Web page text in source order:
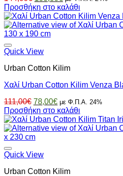
price
was:
144,00€.
τρέχουσα
τιμή
είναι:
Προσθήκη στο καλάθι
Quick View
Urban Cotton Kilim
Χαλί Urban Cotton Kilim Venza
111,00€ Original
price
was:
111,00€.
78,00€Η
τρέχουσα
τιμή
είναι:
με Φ.Π.Α. 24%
Προσθήκη στο καλάθι
Quick View
Urban Cotton Kilim